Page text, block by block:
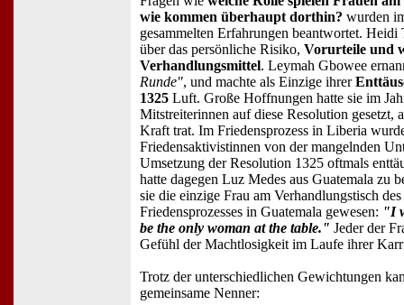
wie kommen überhaupt dorthin? wurden
gesammelten Erfahrungen beantwortet.
über das persönliche Risiko, Vorurteile und
Verhandlungsmittel. Leymah Gbowee
Runde", und machte als Einzige ihrer
1325 Luft. Große Hoffnungen hatte sie im
Mitstreiterinnen auf diese Resolution gesetzt,
Kraft trat. Im Friedensprozess in Liberia
Friedensaktivistinnen von der mangelnden
Umsetzung der Resolution 1325 oftmals
hatte dagegen Luz Medes aus Guatemala zu
sie die einzige Frau am Verhandlungstisch
Friedensprozesses in Guatemala gewesen: "I
be the only woman at the table." Jeder der
Gefühl der Machtlosigkeit im Laufe ihrer
Trotz der unterschiedlichen Gewichtungen
gemeinsame Nenner: